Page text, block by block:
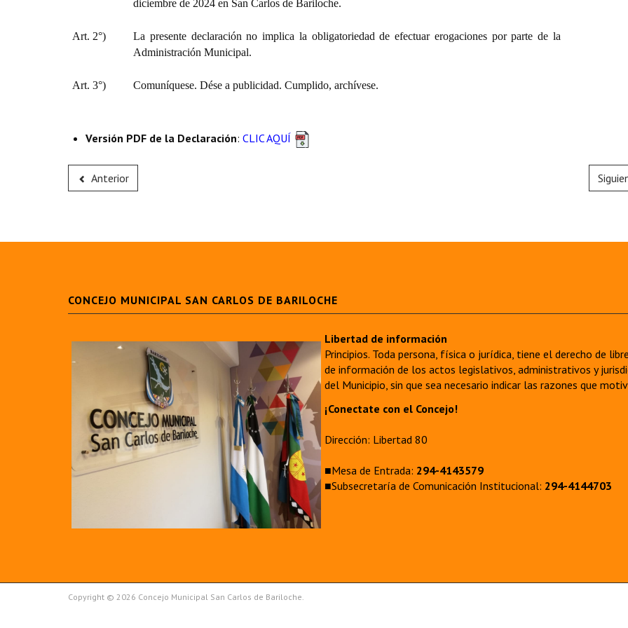
diciembre de 2024 en San Carlos de Bariloche.
Art. 2°)
La presente declaración no implica la obligatoriedad de efectuar erogaciones por parte de la
Administración Municipal.
Art. 3°) Comuníquese. Dése a publicidad. Cumplido, archívese.
Versión PDF de la Declaración: CLIC AQUÍ
Anterior
CONCEJO MUNICIPAL SAN CARLOS DE BARILOCHE
Libertad de información
Principios. Toda persona, física o jurídica, tiene el derecho de
de información de los actos legislativos, administrativos y
del Municipio, sin que sea necesario indicar las razones que
¡Conectate con el Concejo!
Dirección: Libertad 80
■Mesa de Entrada: 294-4143579
■Subsecretaría de Comunicación Institucional: 294-4144703
Copyright © 2026 Concejo Municipal San Carlos de Bariloche.